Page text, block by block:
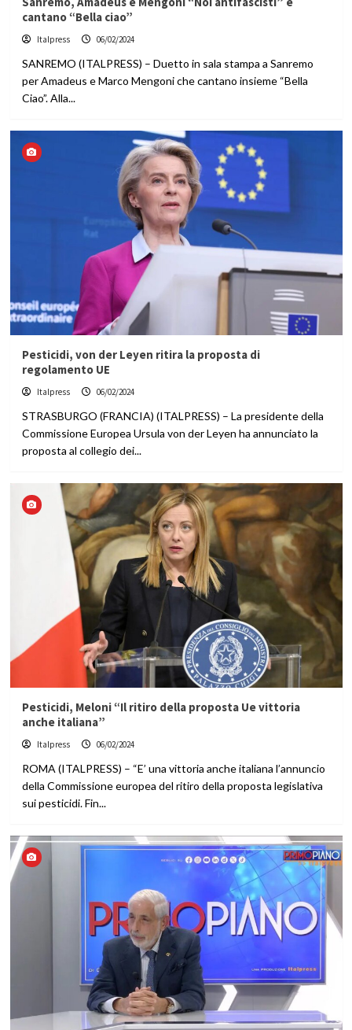
cantano “Bella ciao”
Italpress 06/02/2024
SANREMO (ITALPRESS) – Duetto in sala stampa a Sanremo
per Amadeus e Marco Mengoni che cantano insieme “Bella
Ciao”. Alla...
Pesticidi, von der Leyen ritira la proposta di
regolamento UE
Italpress 06/02/2024
STRASBURGO (FRANCIA) (ITALPRESS) – La presidente della
Commissione Europea Ursula von der Leyen ha annunciato la
proposta al collegio dei...
Pesticidi, Meloni “Il ritiro della proposta Ue vittoria
anche italiana”
Italpress 06/02/2024
ROMA (ITALPRESS) – “E’ una vittoria anche italiana l’annuncio
della Commissione europea del ritiro della proposta legislativa
sui pesticidi. Fin...